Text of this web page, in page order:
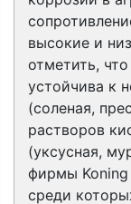
высокие и
отметить,
устойчива к
(соленая,
растворов
(уксусная,
фирмы Koning
среди